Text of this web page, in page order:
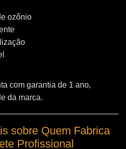
ozônio
com garantia de 1 ano,
da marca.
sobre Quem Fabrica
Profissional